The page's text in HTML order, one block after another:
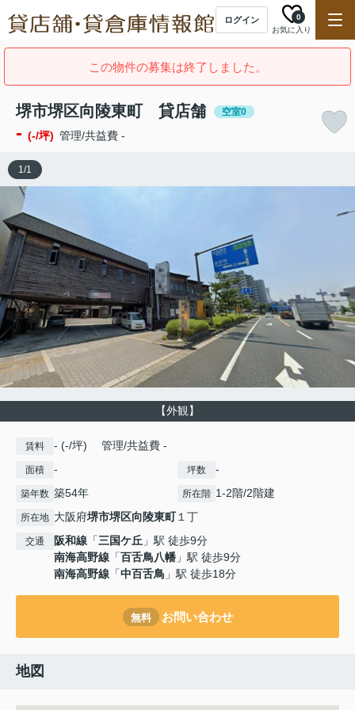
ログイン
お気に入り
0
この物件の募集は終了しました。
堺市堺区向陵東町 貸店舗 空室0
- (-/坪) 管理/共益費 -
【外観】
1/1
賃料 - (-/坪) 管理/共益費 -
面積 - 坪数 -
築年数 築54年 所在階 1-2階/2階建
所在地 大阪府堺市堺区向陵東町１丁
交通 阪和線 「三国ケ丘 」駅 徒歩9分
南海高野線 「百舌鳥八幡 」駅 徒歩9分
南海高野線 「中百舌鳥 」駅 徒歩18分
無料 お問い合わせ
地図